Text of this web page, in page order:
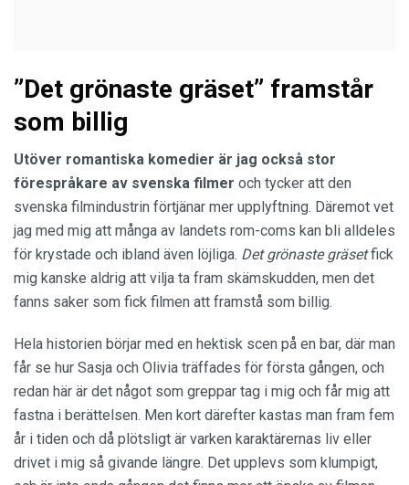
”Det grönaste gräset” framstår
som billig
Utöver romantiska komedier är jag också stor
förespråkare av svenska filmer och tycker att den
svenska filmindustrin förtjänar mer upplyftning. Däremot vet
jag med mig att många av landets rom-coms kan bli alldeles
för krystade och ibland även löjliga. Det grönaste gräsetfick
mig kanske aldrig att vilja ta fram skämskudden, men det
fanns saker som fick filmen att framstå som billig.
Hela historien börjar med en hektisk scen på en bar, där man
får se hur Sasja och Olivia träffades för första gången, och
redan här är det något som greppar tag i mig och får mig att
fastna i berättelsen. Men kort därefter kastas man fram fem
år i tiden och då plötsligt är varken karaktärernas liv eller
drivet i mig så givande längre. Det upplevs som klumpigt,